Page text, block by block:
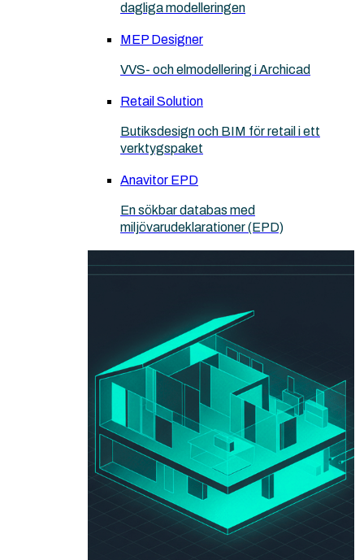
dagliga modelleringen
MEP Designer
VVS- och elmodellering i Archicad
Retail Solution
Butiksdesign och BIM för retail i ett
verktygspaket
Anavitor EPD
En sökbar databas med
miljövarudeklarationer (EPD)